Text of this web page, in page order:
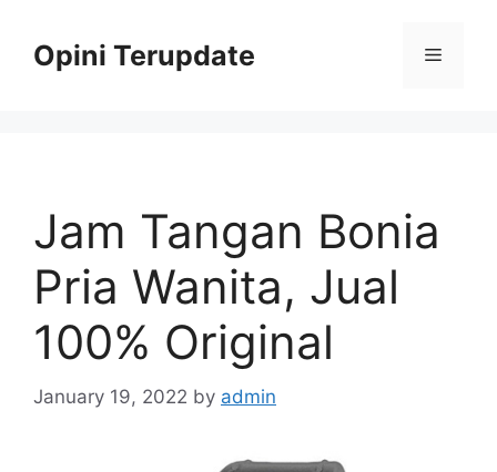
contentOpini Terupdate Menu
Jam Tangan Bonia
Pria Wanita, Jual
100% Original
January 19, 2022 by admin